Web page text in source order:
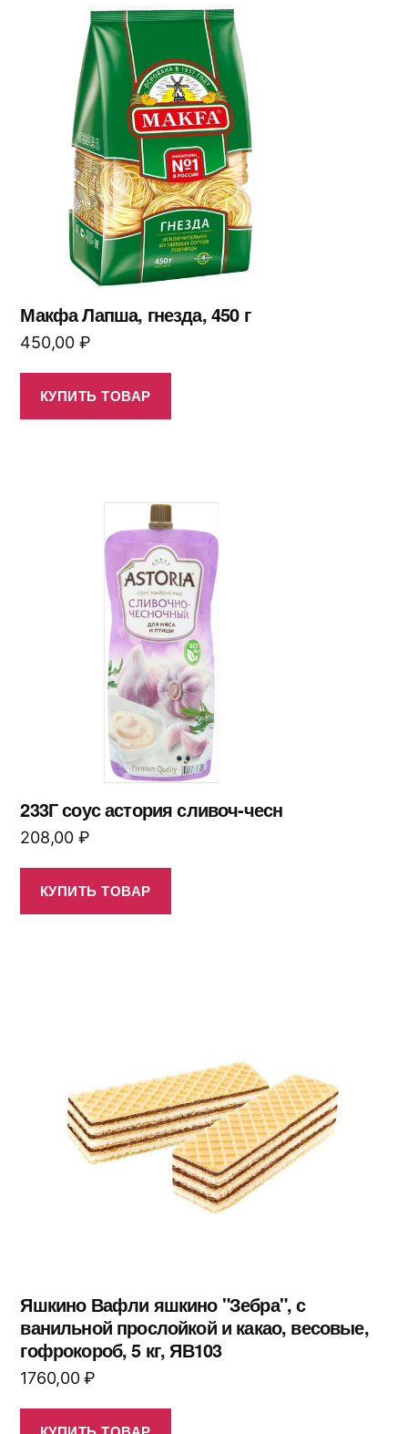
Макфа Лапша, гнезда, 450 г
450,00 ₽
КУПИТЬ ТОВАР
233Г соус астория сливоч-чесн
208,00 ₽
КУПИТЬ ТОВАР
Яшкино Вафли яшкино "Зебра", с
ванильной прослойкой и какао, весовые,
гофрокороб, 5 кг, ЯВ103
1760,00₽